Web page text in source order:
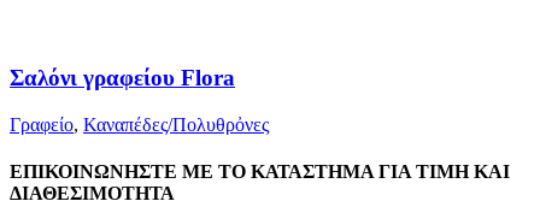
Σαλόνι γραφείου Flora
Γραφείο, Καναπέδες/Πολυθρὀνες
ΕΠΙΚΟΙΝΩΝΗΣΤΕ ΜΕ ΤΟ ΚΑΤΑΣΤΗΜΑ ΓΙΑ ΤΙΜΗ ΚΑΙ
ΔΙΑΘΕΣΙΜΟΤΗΤΑ